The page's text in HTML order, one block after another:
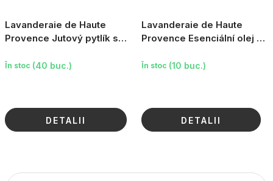
Lavanderaie de Haute
Provence Jutový pytlík s
g
În stoc (40 buc.)
DETALII
Lavanderaie de Haute
Provence Esenciální olej -
În stoc (10 buc.)
DETALII